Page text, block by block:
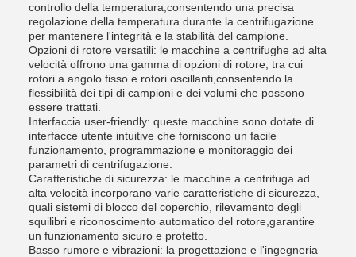
controllo della temperatura,consentendo una precisa
regolazione della temperatura durante la centrifugazione
per mantenere l'integrità e la stabilità del campione.
Opzioni di rotore versatili: le macchine a centrifughe ad alta
velocità offrono una gamma di opzioni di rotore, tra cui
rotori a angolo fisso e rotori oscillanti,consentendo la
flessibilità dei tipi di campioni e dei volumi che possono
essere trattati.
Interfaccia user-friendly: queste macchine sono dotate di
interfacce utente intuitive che forniscono un facile
funzionamento, programmazione e monitoraggio dei
parametri di centrifugazione.
Caratteristiche di sicurezza: le macchine a centrifuga ad
alta velocità incorporano varie caratteristiche di sicurezza,
quali sistemi di blocco del coperchio, rilevamento degli
squilibri e riconoscimento automatico del rotore,garantire
un funzionamento sicuro e protetto.
Basso rumore e vibrazioni: la progettazione e l'ingegneria